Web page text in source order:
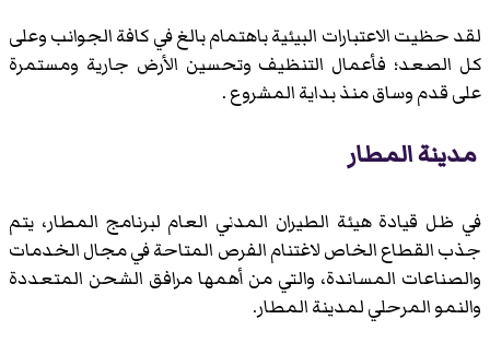
لقد حظيت الاعتبارات البيئية باهتمام بالغ في كافة الجوانب وعلى
كل الصعد؛ فأعمال التنظيف وتحسين الأرض جارية ومستمرة
على قدم وساق منذ بداية المشروع .
مدينة المطار
في ظل قيادة هيئة الطيران المدني العام لبرنامج المطار، يتم
جذب القطاع الخاص لاغتنام الفرص المتاحة في مجال الخدمات
والصناعات المساندة، والتي من أهمها مرافق الشحن المتعددة
والنمو المرحلي لمدينة المطار.